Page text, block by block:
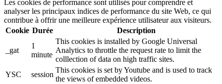
Les cookies de performance sont utilisés pour comprendre et
analyser les principaux indices de performance du site Web, ce qui
contribue à offrir une meilleure expérience utilisateur aux visiteurs.
Cookie Durée Description
_gat
1
minute
This cookies is installed by Google Universal
Analytics to throttle the request rate to limit the
colllection of data on high traffic sites.
YSC
session
This cookies is set by Youtube and is used to track
the views of embedded videos.